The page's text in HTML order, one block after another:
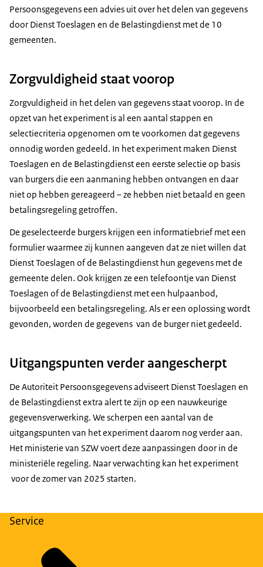
Persoonsgegevens een advies uit over het delen van gegevens
door Dienst Toeslagen en de Belastingdienst met de 10
gemeenten.
Zorgvuldigheid staat voorop
Zorgvuldigheid in het delen van gegevens staat voorop. In de
opzet van het experiment is al een aantal stappen en
selectiecriteria opgenomen om te voorkomen dat gegevens
onnodig worden gedeeld. In het experiment maken Dienst
Toeslagen en de Belastingdienst een eerste selectie op basis
van burgers die een aanmaning hebben ontvangen en daar
niet op hebben gereageerd – ze hebben niet betaald en geen
betalingsregeling getroffen.
De geselecteerde burgers krijgen een informatiebrief met een
formulier waarmee zij kunnen aangeven dat ze niet willen dat
Dienst Toeslagen of de Belastingdienst hun gegevens met de
gemeente delen. Ook krijgen ze een telefoontje van Dienst
Toeslagen of de Belastingdienst met een hulpaanbod,
bijvoorbeeld een betalingsregeling. Als er een oplossing wordt
gevonden, worden de gegevens van de burger niet gedeeld.
Uitgangspunten verder aangescherpt
De Autoriteit Persoonsgegevens adviseert Dienst Toeslagen en
de Belastingdienst extra alert te zijn op een nauwkeurige
gegevensverwerking. We scherpen een aantal van de
uitgangspunten van het experiment daarom nog verder aan.
Het ministerie van SZW voert deze aanpassingen door in de
ministeriële regeling. Naar verwachting kan het experiment
voor de zomer van 2025 starten.
Service